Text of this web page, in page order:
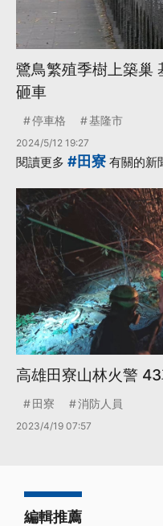
鷺鳥繁殖季樹上築巢
砸車
停車格 基隆市
2024/5/12 19:27
閱讀更多 #田寮 有關的新
高雄田寮山林火警
田寮 消防人員
2023/4/19 07:57
編輯推薦